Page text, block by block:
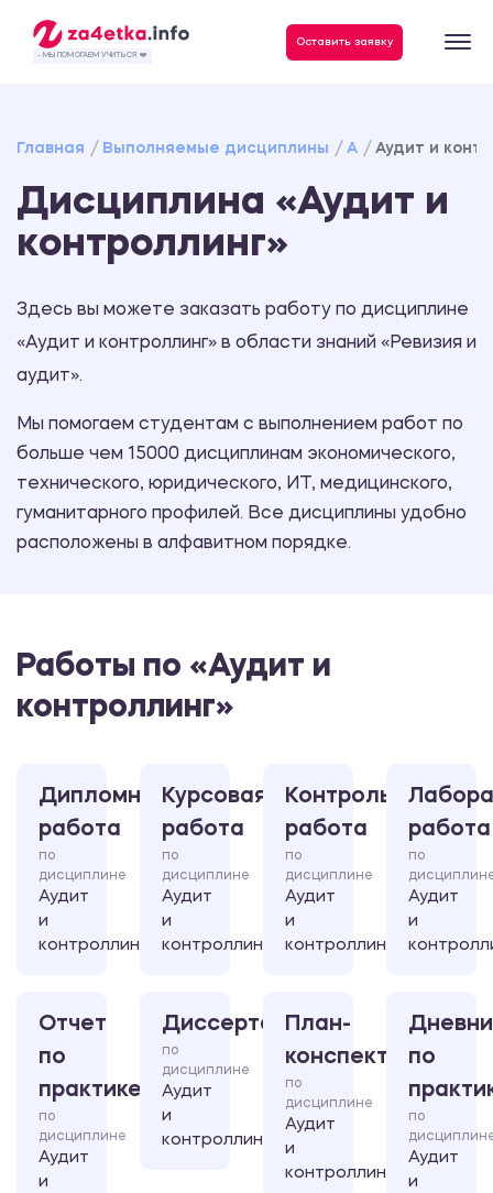
- МЫ ПОМОГАЕМ УЧИТЬСЯ ❤️
Оставить заявку
Главная Выполняемые дисциплины А Аудит и
Дисциплина «Аудит и
контроллинг»
Здесь вы можете заказать работу по дисциплине
«Аудит и контроллинг» в области знаний «Ревизия и
аудит».
Мы помогаем студентам с выполнением работ по
больше чем 15000 дисциплинам экономического,
технического, юридического, ИТ, медицинского,
гуманитарного профилей. Все дисциплины удобно
расположены в алфавитном порядке.
Работы по «Аудит и
контроллинг»
Дипломная
работа
по
дисциплине
Аудит
и
контроллинг
Курсовая
работа
по
дисциплине
Аудит
и
контроллинг
Контрольная
работа
по
дисциплине
Аудит
и
контроллинг
работа
по
Аудит
и
Отчет
по
практике
по
дисциплине
Аудит
и
Диссертация
по
дисциплине
Аудит
и
контроллинг
План-
конспект
по
дисциплине
Аудит
и
контроллинг
по
по
Аудит
и